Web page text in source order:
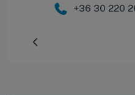
+36 30 220